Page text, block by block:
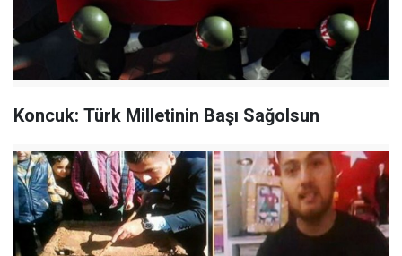
Koncuk: Türk Milletinin Başı Sağolsun